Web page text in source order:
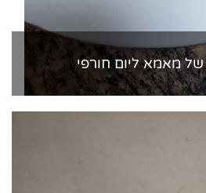
מאמא ליום חורפי